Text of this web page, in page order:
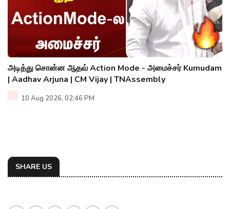
அடித்து சொன்ன ஆதவ் Action Mode - அமைச்சர் Kumudam
| Aadhav Arjuna | CM Vijay | TNAssembly
10 Aug 2026, 02:46 PM
SHARE US